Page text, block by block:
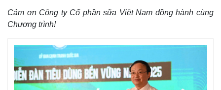
Cuộc sống đó đây
Video
Cảm ơn Công ty Cổ phần sữa Việt Nam đồng hành cùng
Chương trình!